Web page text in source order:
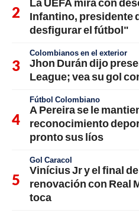
Infantino, presidente
desfigurar el fútbol"
Colombianos en el exterior
Jhon Durán dijo
League; vea su gol
Fútbol Colombiano
A Pereira se le
reconocimiento
pronto sus líos
Gol Caracol
Vinícius Jr y el final
renovación con Real
toca